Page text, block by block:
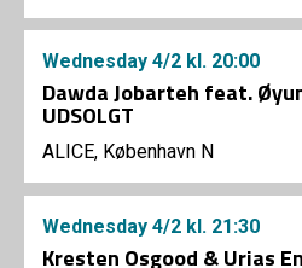
Wednesday 4/2 kl. 20:00
Dawda Jobarteh feat.
UDSOLGT
ALICE, København N
Wednesday 4/2 kl. 21:30
Kresten Osgood & Urias